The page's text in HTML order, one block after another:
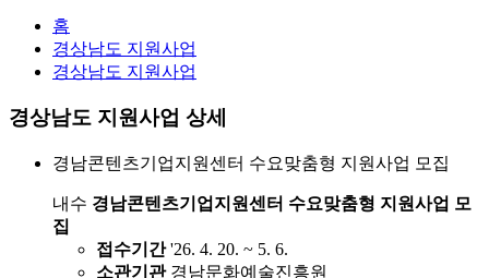
홈
경상남도 지원사업
경상남도 지원사업
경상남도 지원사업 상세
경남콘텐츠기업지원센터 수요맞춤형 지원사업 모집
내수 경남콘텐츠기업지원센터 수요맞춤형 지원사업 모
집
접수기간 '26. 4. 20. ~ 5. 6.
소관기관경남문화예술진흥원